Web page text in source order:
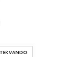
TEKVANDO